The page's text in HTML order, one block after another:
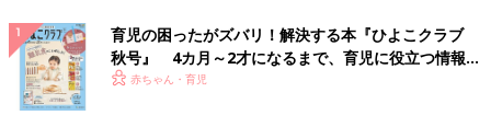
育児の困ったがズバリ！解決する本『ひよこクラブ
秋号』 4カ月～2才になるまで、育児に役立つ情報が
いっぱい！
赤ちゃん・育児